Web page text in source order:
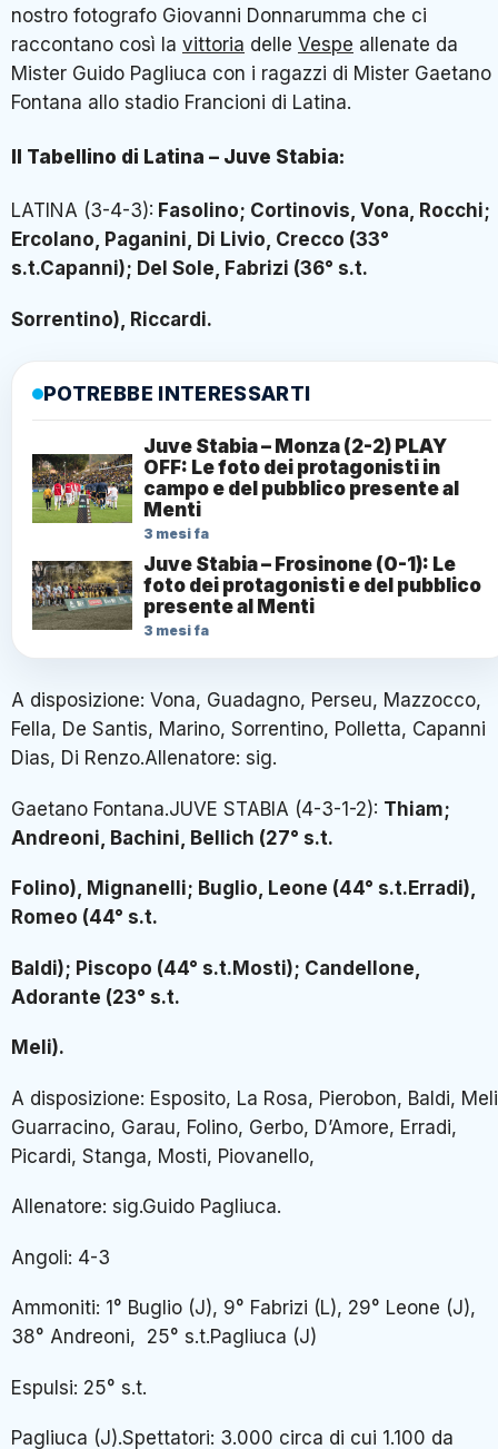
nostro fotografo Giovanni Donnarumma che ci
raccontano così la vittoria delle Vespe allenate da
Mister Guido Pagliuca con i ragazzi di Mister Gaetano
Fontana allo stadio Francioni di Latina.
Il Tabellino di Latina – Juve Stabia:
LATINA (3-4-3): Fasolino; Cortinovis, Vona, Rocchi;
Ercolano, Paganini, Di Livio, Crecco (33°
s.t.Capanni); Del Sole, Fabrizi (36° s.t.
Sorrentino), Riccardi.
POTREBBE INTERESSARTI
Juve Stabia – Monza (2-2) PLAY
OFF: Le foto dei protagonisti in
campo e del pubblico presente al
Menti
3 mesi fa
Juve Stabia – Frosinone (0-1): Le
foto dei protagonisti e del pubblico
presente al Menti
3 mesi fa
A disposizione: Vona, Guadagno, Perseu, Mazzocco,
Fella, De Santis, Marino, Sorrentino, Polletta, Capanni
Dias, Di Renzo.Allenatore: sig.
Gaetano Fontana.JUVE STABIA (4-3-1-2): Thiam;
Andreoni, Bachini, Bellich (27° s.t.
Folino), Mignanelli; Buglio, Leone (44° s.t.Erradi),
Romeo (44° s.t.
Baldi); Piscopo (44° s.t.Mosti); Candellone,
Adorante (23° s.t.
Meli).
A disposizione: Esposito, La Rosa, Pierobon, Baldi,
Guarracino, Garau, Folino, Gerbo, D’Amore, Erradi,
Picardi, Stanga, Mosti, Piovanello,
Allenatore: sig.Guido Pagliuca.
Angoli: 4-3
Ammoniti: 1° Buglio (J), 9° Fabrizi (L), 29° Leone (J),
38° Andreoni, 25° s.t.Pagliuca (J)
Espulsi: 25° s.t.
Pagliuca (J).Spettatori: 3.000 circa di cui 1.100 da